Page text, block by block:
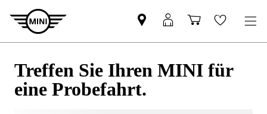
Treffen Sie Ihren MINI für
eine Probefahrt.